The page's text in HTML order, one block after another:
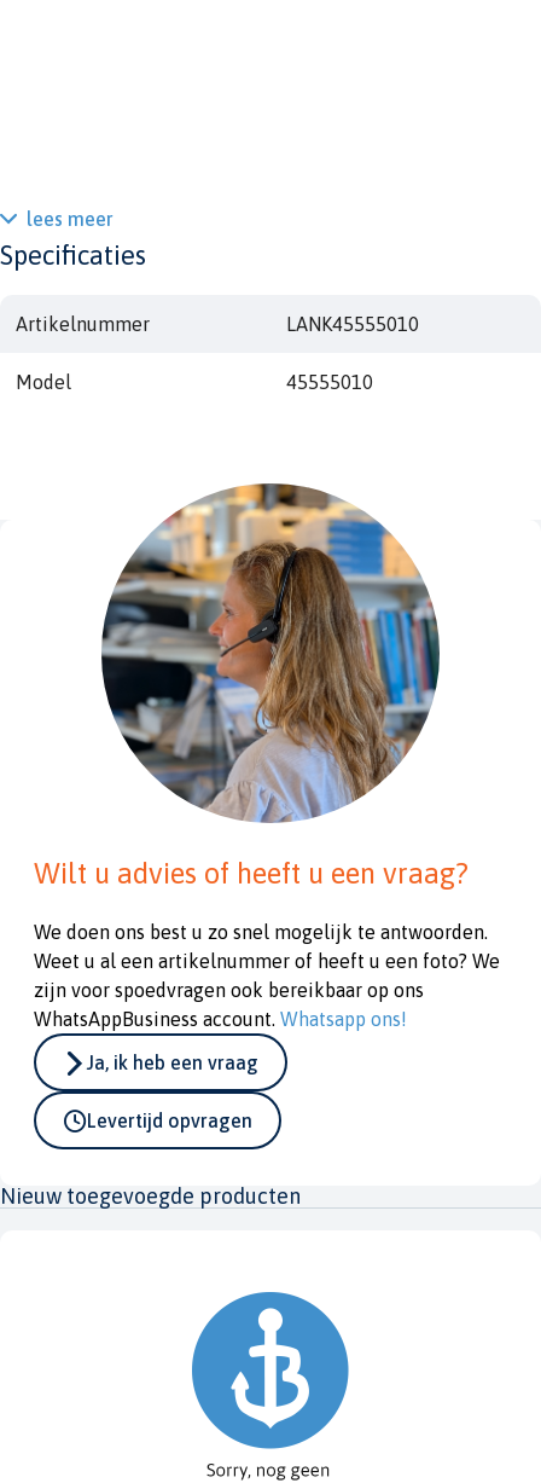
lees meer
Specificaties
Artikelnummer LANK45555010
Model 45555010
Wilt u advies of heeft u een vraag?
We doen ons best u zo snel mogelijk te antwoorden.
Weet u al een artikelnummer of heeft u een foto? We
zijn voor spoedvragen ook bereikbaar op ons
WhatsAppBusiness account. Whatsapp ons!
Ja, ik heb een vraag
Levertijd opvragen
Nieuw toegevoegde producten